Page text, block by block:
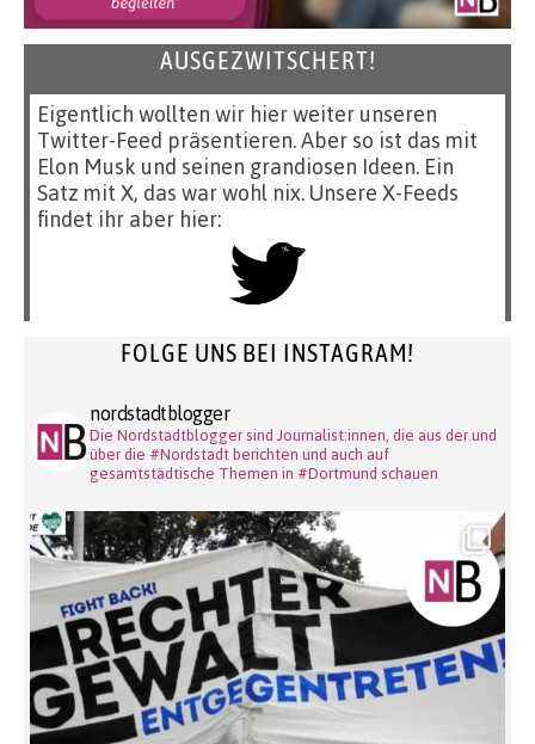
AUSGEZWITSCHERT!
Eigentlich wollten wir hier weiter unseren
Twitter-Feed präsentieren. Aber so ist das mit
Elon Musk und seinen grandiosen Ideen. Ein
Satz mit X, das war wohl nix. Unsere X-Feeds
findet ihr aber hier:
FOLGE UNS BEI INSTAGRAM!
nordstadtblogger
Die Nordstadtblogger sind Journalist:innen, die aus der und
über die #Nordstadt berichten und auch auf
gesamtstädtische Themen in #Dortmund schauen